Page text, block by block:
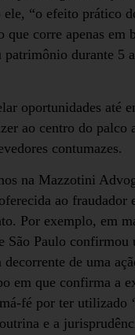
“o efeito prático
corre apenas em
durante 5
oportunidades até
ao centro do palco
contumazes.
na Mazzotini
ao fraudador
Por exemplo, em
Paulo confirmou
de uma
em que confirma a
fé por ter utilizado
e a